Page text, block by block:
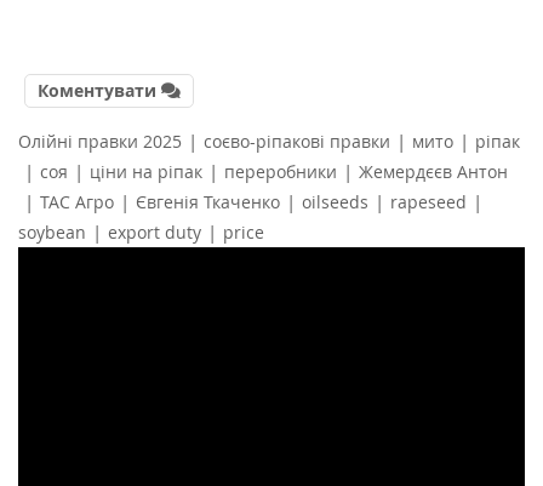
Коментувати
Олійні правки 2025 | соєво-ріпакові правки | мито | ріпак
| соя | ціни на ріпак | переробники | Жемердєєв Антон
| ТАС Агро | Євгенія Ткаченко | oilseeds | rapeseed |
soybean | export duty | price